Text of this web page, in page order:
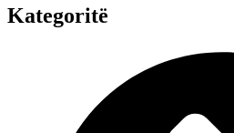
Kategoritë